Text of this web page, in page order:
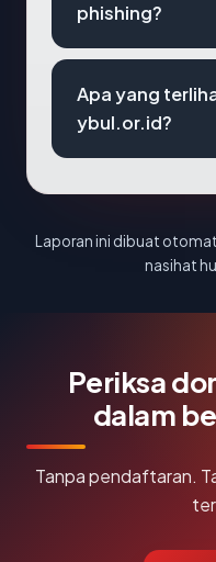
phishing?
Apa yang
ybul.or.id?
Laporan ini dibuat
nasihat
Periksa
dalam
Tanpa pendaftaran.